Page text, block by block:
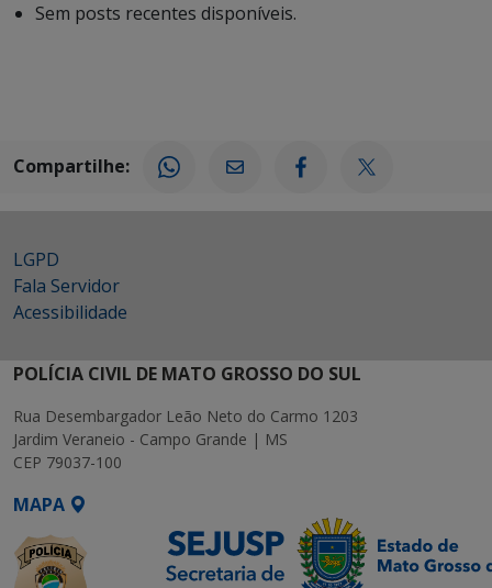
Sem posts recentes disponíveis.
Compartilhe:
LGPD
Fala Servidor
Acessibilidade
POLÍCIA CIVIL DE MATO GROSSO DO SUL
Rua Desembargador Leão Neto do Carmo 1203
Jardim Veraneio - Campo Grande | MS
CEP 79037-100
MAPA